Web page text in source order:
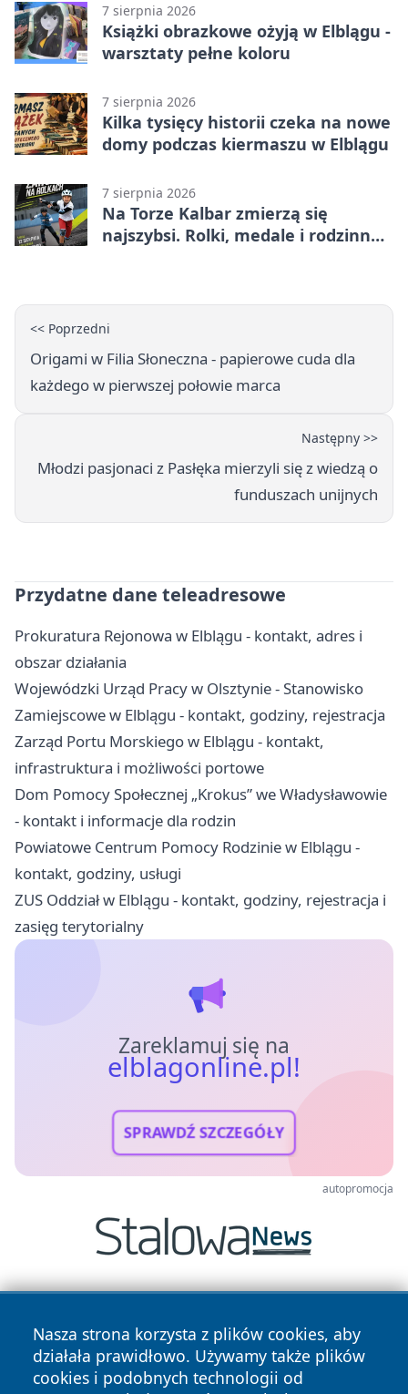
7 sierpnia 2026
Książki obrazkowe ożyją w Elblągu -
warsztaty pełne koloru
7 sierpnia 2026
Kilka tysięcy historii czeka na nowe
domy podczas kiermaszu w Elblągu
7 sierpnia 2026
Na Torze Kalbar zmierzą się
najszybsi. Rolki, medale i rodzinna
<< Poprzedni
Origami w Filia Słoneczna - papierowe cuda dla
każdego w pierwszej połowie marca
Następny >>
Młodzi pasjonaci z Pasłęka mierzyli się z wiedzą o
funduszach unijnych
Przydatne dane teleadresowe
Prokuratura Rejonowa w Elblągu - kontakt, adres i
obszar działania
Wojewódzki Urząd Pracy w Olsztynie - Stanowisko
Zamiejscowe w Elblągu - kontakt, godziny, rejestracja
Zarząd Portu Morskiego w Elblągu - kontakt,
infrastruktura i możliwości portowe
Dom Pomocy Społecznej „Krokus” we Władysławowie
- kontakt i informacje dla rodzin
Powiatowe Centrum Pomocy Rodzinie w Elblągu -
kontakt, godziny, usługi
ZUS Oddział w Elblągu - kontakt, godziny, rejestracja i
zasięg terytorialny
Zareklamuj się na
elblagonline.pl!
SPRAWDŹ SZCZEGÓŁY
autopromocja
Nasza strona korzysta z plików cookies, aby
działała prawidłowo. Używamy także plików
cookies i podobnych technologii od